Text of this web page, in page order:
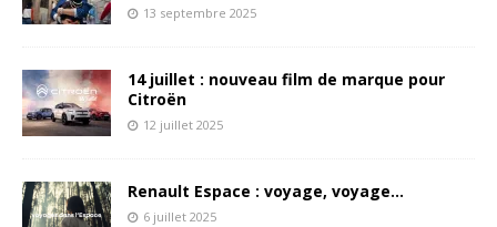
13 septembre 2025
14 juillet : nouveau film de marque pour
Citroën
12 juillet 2025
Renault Espace : voyage, voyage…
6 juillet 2025